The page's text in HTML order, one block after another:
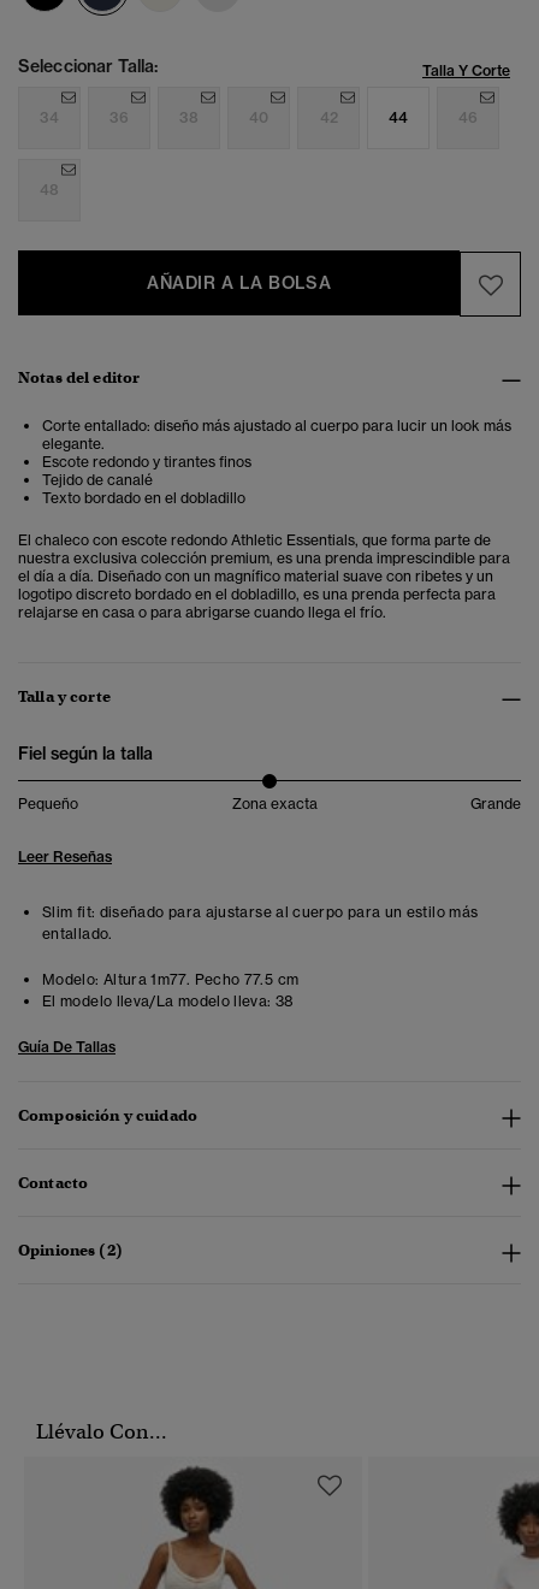
Seleccionar Talla: Talla Y Corte
34 36 38 40 42 44 46
48
AÑADIR A LA BOLSA
Notas del editor
Corte entallado: diseño más ajustado al cuerpo para lucir un look más
elegante .
Escote redondo y tirantes finos
Tejido de canalé
Texto bordado en el dobladillo
El chaleco con escote redondo Athletic Essentials, que forma parte de
nuestra exclusiva colección premium, es una prenda imprescindible para
el día a día. Diseñado con un magnífico material suave con ribetes y un
logotipo discreto bordado en el dobladillo, es una prenda perfecta para
relajarse en casa o para abrigarse cuando llega el frío.
Talla y corte
Fiel según la talla
Pequeño Zona exacta Grande
Leer Reseñas
Slim fit: diseñado para ajustarse al cuerpo para un estilo más
entallado.
Modelo: Altura 1m77. Pecho 77.5 cm
El modelo lleva/La modelo lleva: 38
Guía De Tallas
Composición y cuidado
Contacto
Opiniones (2)
Llévalo Con...